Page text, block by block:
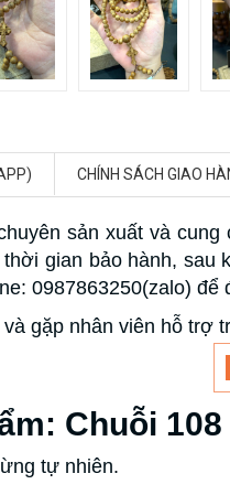
CHÍNH SÁCH GIAO
sản xuất và cung
gian bảo hành,
0987863250(zalo)
gặp nhân viên hỗ
Chuỗi
tự nhiên.